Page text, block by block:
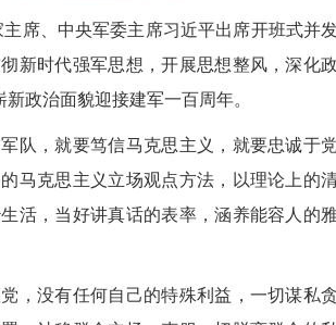
席、中央军委主席习近平出席开班式并
新时代强军思想，开展思想整风，深化政
政治面貌迎接建军一百周年。
，就要笃信马克思主义，就要忠诚于党
马克思主义立场观点方法，以理论上的
活，当好讲真话的表率，涵养能容人的
没有任何自己的特殊利益，一切谋私贪